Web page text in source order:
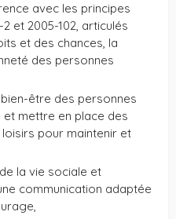
avec les principes
et 2005-102, articulés
et des chances, la
des personnes
être des personnes
et mettre en place des
pour maintenir et
la vie sociale et
communication adaptée